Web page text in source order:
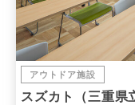
アウトドア施設
スズカト（三重県